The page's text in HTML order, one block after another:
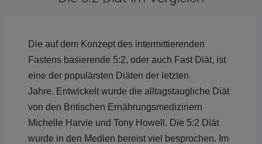
Die auf dem Konzept des intermittierenden
Fastens basierende 5:2, oder auch Fast Diät, ist
eine der populärsten Diäten der letzten
Jahre. Entwickelt wurde die alltagstaugliche Diät
von den Britischen Ernährungsmedizinern
Michelle Harvie und Tony Howell. Die 5:2 Diät
wurde in den Medien bereist viel besprochen. Im